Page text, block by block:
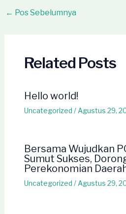
Post
← Pos Sebelumnya
Related Posts
Hello world!
Uncategorized / Agustus 29,
Bersama Wujudkan
Sumut Sukses,
Perekonomian
Uncategorized / Agustus 29,